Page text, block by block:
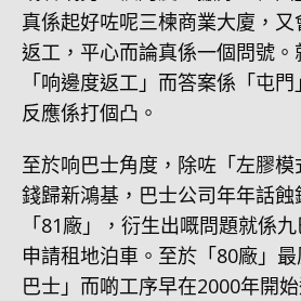
真係起好咗呢三楝商業大廈，
返工，平心而論真係一個問號
「响邊度返工」而答案係「屯
反應係打個凸。
至於响巴士角度，除咗「左膠
錢歸新鴻基，巴士公司年年話
「81廠」，衍生出嘅問題就係
申請租地泊車。至於「80廠」
巴士」而啲工序早在2000年開